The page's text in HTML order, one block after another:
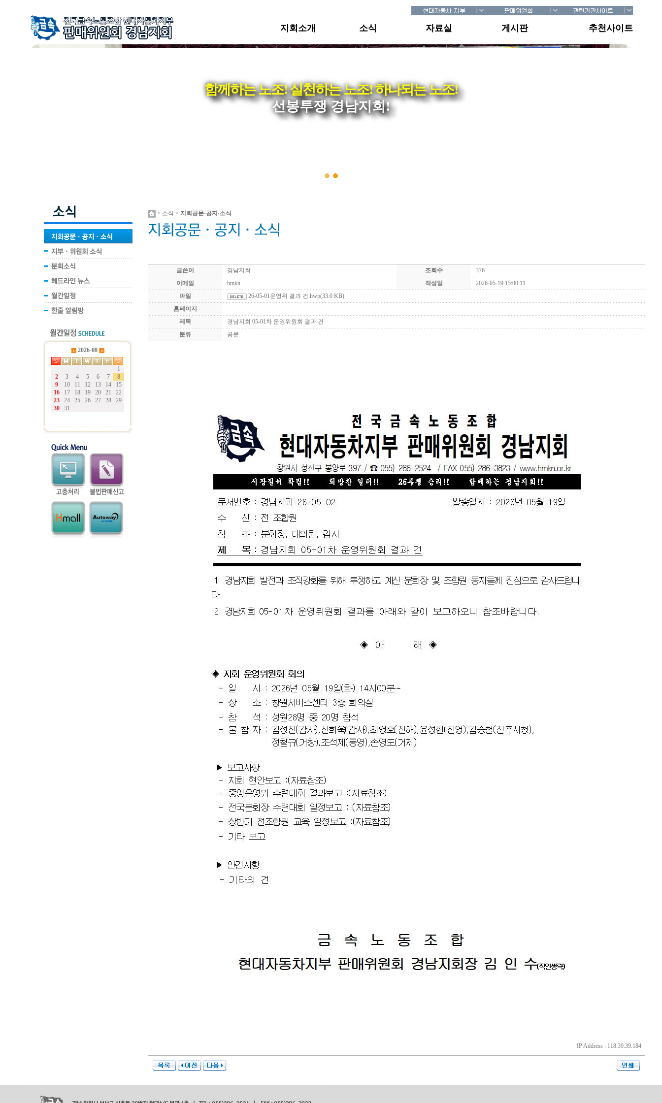
지회소개 소식 자료실 게시판 추천사이트
함께하는 노조! 실천하는 노조! 하나되는 노조!
선봉투쟁 경남지회!
2026-08
1
2
3 4 5 6 7
8
9
10 11 12 13 14
15
16
17 18 19 20 21
22
23
24 25 26 27 28
29
30
31
> 소식 > 지회공문·공지·소식
글쓴이 경남지회 조회수
376
이메일
hmkn 작성일
2026-05-19 15:00:11
파일
26-05-01운영위 결과 건.hwp(33.0 KB)
홈페이지
제목
경남지회 05-01차 운영위원회 결과 건
분류
공문
IP Address : 118.39.39.184